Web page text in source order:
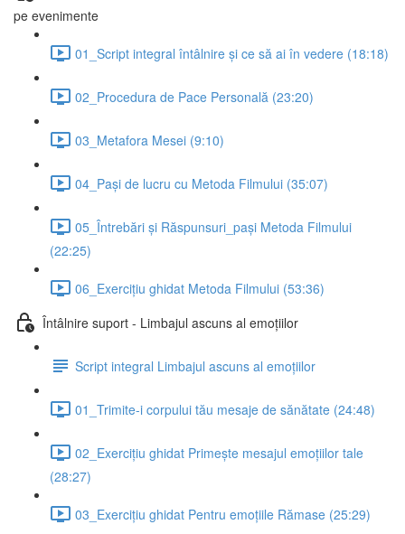
pe evenimente
01_Script integral întâlnire și ce să ai în vedere (18:18)
02_Procedura de Pace Personală (23:20)
03_Metafora Mesei (9:10)
04_Pași de lucru cu Metoda Filmului (35:07)
05_Întrebări și Răspunsuri_pași Metoda Filmului
(22:25)
06_Exercițiu ghidat Metoda Filmului (53:36)
Întâlnire suport - Limbajul ascuns al emoțiilor
Script integral Limbajul ascuns al emoțiilor
01_Trimite-i corpului tău mesaje de sănătate (24:48)
02_Exercițiu ghidat Primește mesajul emoțiilor tale
(28:27)
03_Exercițiu ghidat Pentru emoțiile Rămase (25:29)